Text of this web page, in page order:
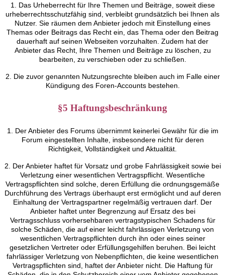
1. Das Urheberrecht für Ihre Themen und Beiträge, soweit diese
urheberrechtsschutzfähig sind, verbleibt grundsätzlich bei Ihnen als
Nutzer. Sie räumen dem Anbieter jedoch mit Einstellung eines
Themas oder Beitrags das Recht ein, das Thema oder den Beitrag
dauerhaft auf seinen Webseiten vorzuhalten. Zudem hat der
Anbieter das Recht, Ihre Themen und Beiträge zu löschen, zu
bearbeiten, zu verschieben oder zu schließen.
2. Die zuvor genannten Nutzungsrechte bleiben auch im Falle einer
Kündigung des Foren-Accounts bestehen.
§5 Haftungsbeschränkung
1. Der Anbieter des Forums übernimmt keinerlei Gewähr für die im
Forum eingestellten Inhalte, insbesondere nicht für deren
Richtigkeit, Vollständigkeit und Aktualität.
2. Der Anbieter haftet für Vorsatz und grobe Fahrlässigkeit sowie bei
Verletzung einer wesentlichen Vertragspflicht. Wesentliche
Vertragspflichten sind solche, deren Erfüllung die ordnungsgemäße
Durchführung des Vertrags überhaupt erst ermöglicht und auf deren
Einhaltung der Vertragspartner regelmäßig vertrauen darf. Der
Anbieter haftet unter Begrenzung auf Ersatz des bei
Vertragsschluss vorhersehbaren vertragstypischen Schadens für
solche Schäden, die auf einer leicht fahrlässigen Verletzung von
wesentlichen Vertragspflichten durch ihn oder eines seiner
gesetzlichen Vertreter oder Erfüllungsgehilfen beruhen. Bei leicht
fahrlässiger Verletzung von Nebenpflichten, die keine wesentlichen
Vertragspflichten sind, haftet der Anbieter nicht. Die Haftung für